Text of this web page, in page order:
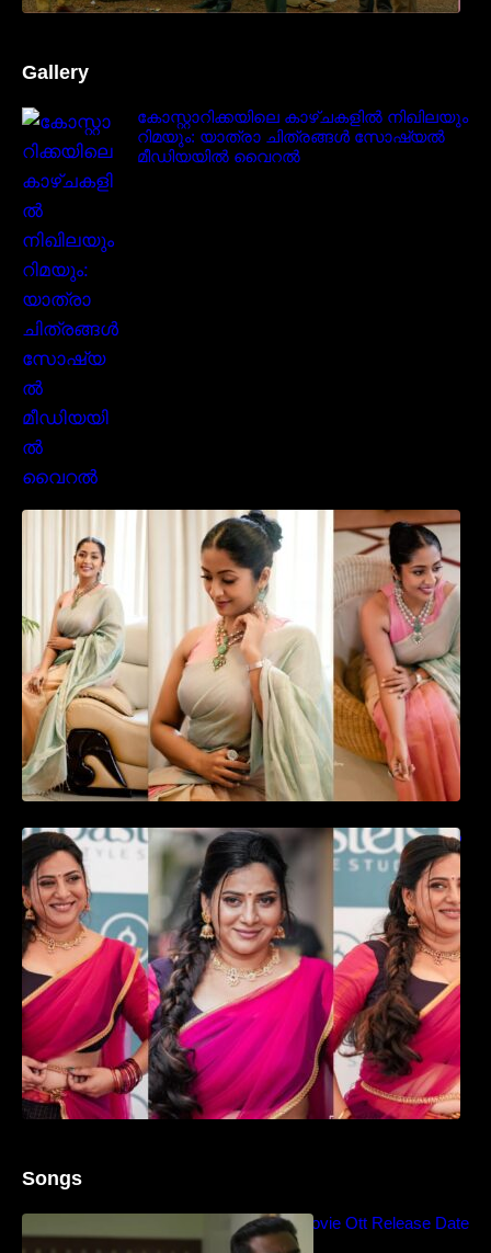
Gallery
കോസ്റ്റാറിക്കയിലെ കാഴ്ചകളിൽ നിഖിലയും
റിമയും: യാത്രാ ചിത്രങ്ങൾ സോഷ്യൽ
മീഡിയയിൽ വൈറൽ
സാരിയിൽ സുന്ദരിയായി മലയിലകളുടെ
പ്രിയ താരം നവ്യാ നായർ| Malayalam
favourite actress Navya Nair cute in saree
ഉദ്ഘാടന വേദിയിൽ ആരാധരെ മയക്കുന്ന
തകർപ്പൻ ഡൻസുമായി അന്ന രാജൻ..
Songs
Blockbuster Thalavan Movie Ott Release Date
– Video Song Release